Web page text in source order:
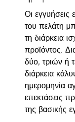
Οι
του πελάτη
τη διάρκεια
προϊόντος.
δύο, τριών ή
διάρκεια
ημερομηνία
επεκτάσεις
της βασικής